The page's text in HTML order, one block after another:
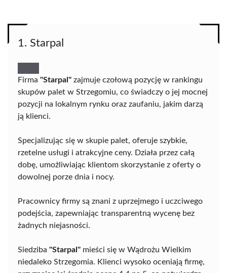
1. Starpal
Firma "Starpal" zajmuje czołową pozycję w rankingu
skupów palet w Strzegomiu, co świadczy o jej mocnej
pozycji na lokalnym rynku oraz zaufaniu, jakim darzą
ją klienci.
Specjalizując się w skupie palet, oferuje szybkie,
rzetelne usługi i atrakcyjne ceny. Działa przez całą
dobę, umożliwiając klientom skorzystanie z oferty o
dowolnej porze dnia i nocy.
Pracownicy firmy są znani z uprzejmego i uczciwego
podejścia, zapewniając transparentną wycenę bez
żadnych niejasności.
Siedziba "Starpal" mieści się w Wądrożu Wielkim
niedaleko Strzegomia. Klienci wysoko oceniają firmę,